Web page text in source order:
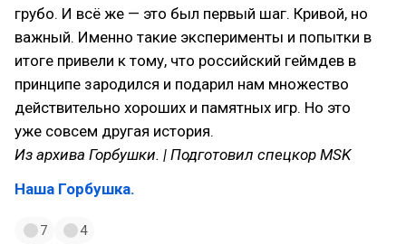
грубо. И всё же — это был первый шаг. Кривой, но
важный. Именно такие эксперименты и попытки в
итоге привели к тому, что российский геймдев в
принципе зародился и подарил нам множество
действительно хороших и памятных игр. Но это
уже совсем другая история.
Из архива Горбушки. | Подготовил спецкор MSK
Наша Горбушка.
7 4